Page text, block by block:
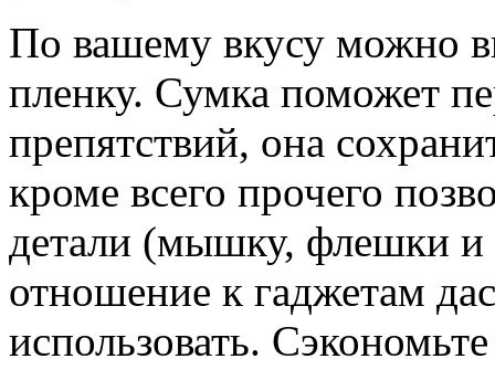
По вашему вкусу можно
пленку. Сумка поможет
препятствий, она
кроме всего прочего
детали (мышку, флешки и
отношение к гаджетам
использовать.